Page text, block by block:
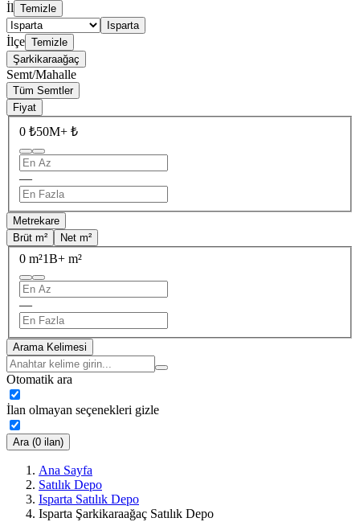
İl Temizle
Isparta
İlçe Temizle
Şarkikaraağaç
Semt/Mahalle
Tüm Semtler
Fiyat
0 ₺50M+ ₺
—
Metrekare
Brüt m²
Net m²
0 m²1B+ m²
—
Arama Kelimesi
Otomatik ara
İlan olmayan seçenekleri gizle
Ara (0 ilan)
Ana Sayfa
Satılık Depo
Isparta Satılık Depo
Isparta Şarkikaraağaç Satılık Depo